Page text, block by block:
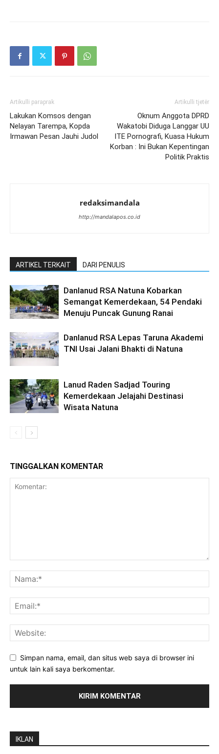
Artikulli paraprak
Lakukan Komsos dengan
Nelayan Tarempa, Kopda
Irmawan Pesan Jauhi Judol
Artikulli tjetër
Oknum Anggota DPRD
Wakatobi Diduga Langgar UU
ITE Pornografi, Kuasa Hukum
Korban : Ini Bukan Kepentingan
Politik Praktis
redaksimandala
http://mandalapos.co.id
ARTIKEL TERKAIT DARI PENULIS
Danlanud RSA Natuna Kobarkan
Semangat Kemerdekaan, 54 Pendaki
Menuju Puncak Gunung Ranai
Danlanud RSA Lepas Taruna Akademi
TNI Usai Jalani Bhakti di Natuna
Lanud Raden Sadjad Touring
Kemerdekaan Jelajahi Destinasi
Wisata Natuna
TINGGALKAN KOMENTAR
Simpan nama, email, dan situs web saya di browser ini
untuk lain kali saya berkomentar.
IKLAN